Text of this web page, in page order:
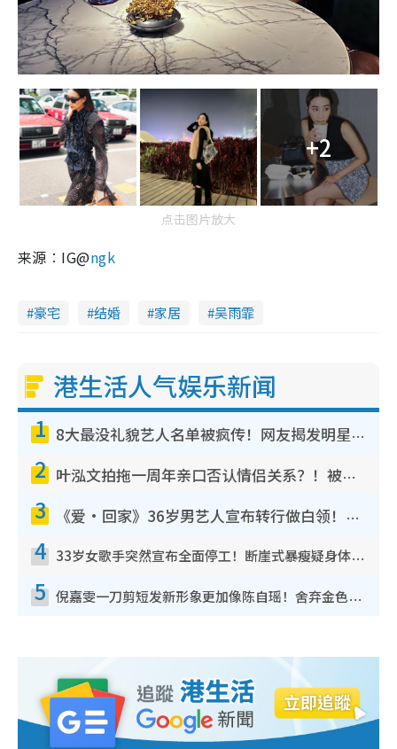
+2
点击图片放大
来源︰IG@ngk
豪宅 结婚 家居 吴雨霏
港生活人气娱乐新闻
1 8大最没礼貌艺人名单被疯传！网友揭发明星真面目，一致数落这一位是无品天花板？
2 叶泓文拍拖一周年亲口否认情侣关系？！被质疑感情造假竟称GM“普通同事”
3 《爱·回家》36岁男艺人宣布转行做白领！卸下艺人身份回归素人平淡生活
4 33岁女歌手突然宣布全面停工！断崖式暴瘦疑身体亮红灯！声明曝：将暂时淡出
5 倪嘉雯一刀剪短发新形象更加像陈自瑶！舍弃金色长发造型气质大变超惊喜